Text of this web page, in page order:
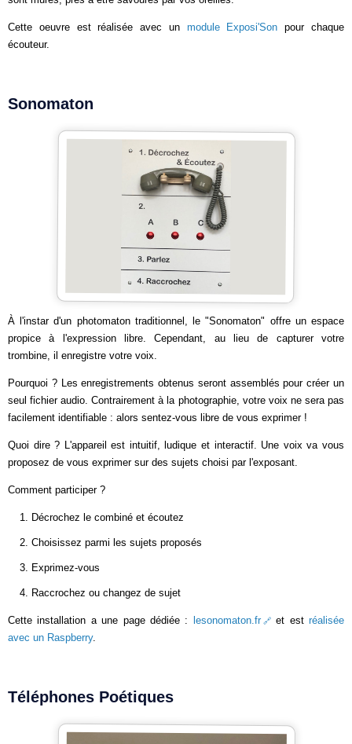
Cette oeuvre est réalisée avec un module Exposi'Son pour chaque
écouteur.
Sonomaton
À l'instar d'un photomaton traditionnel, le "Sonomaton" offre un espace
propice à l'expression libre. Cependant, au lieu de capturer votre
trombine, il enregistre votre voix.
Pourquoi ? Les enregistrements obtenus seront assemblés pour créer un
seul fichier audio. Contrairement à la photographie, votre voix ne sera pas
facilement identifiable : alors sentez-vous libre de vous exprimer !
Quoi dire ? L'appareil est intuitif, ludique et interactif. Une voix va vous
proposez de vous exprimer sur des sujets choisi par l'exposant.
Comment participer ?
Décrochez le combiné et écoutez
Choisissez parmi les sujets proposés
Exprimez-vous
Raccrochez ou changez de sujet
Cette installation a une page dédiée : lesonomaton.fr et estréalisée
avec un Raspberry.
Téléphones Poétiques